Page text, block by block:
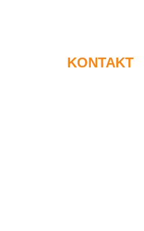
KONTAKT